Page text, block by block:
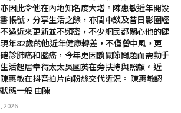
因此令他在內地知名度大增。陳惠敏近年開設
帳號，分享生活之餘，亦間中談及昔日影圈經
過近來更新並不頻密，不少網民都關心他的健
年82歲的他近年健康轉差，不僅曾中風，更
診肺癌和腦癌，今年更因髖關節問題而需動手
活起居幸得太太吳國英在旁扶持與照顧。近
惠敏在抖音拍片向粉絲交代近況。 陳惠敏認
態一般 由陳
2026